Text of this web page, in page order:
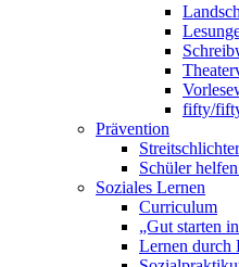
fifty/
Prävention
Schüler
Soziales Lernen
Curriculum
„Gut starten
Lernen durch